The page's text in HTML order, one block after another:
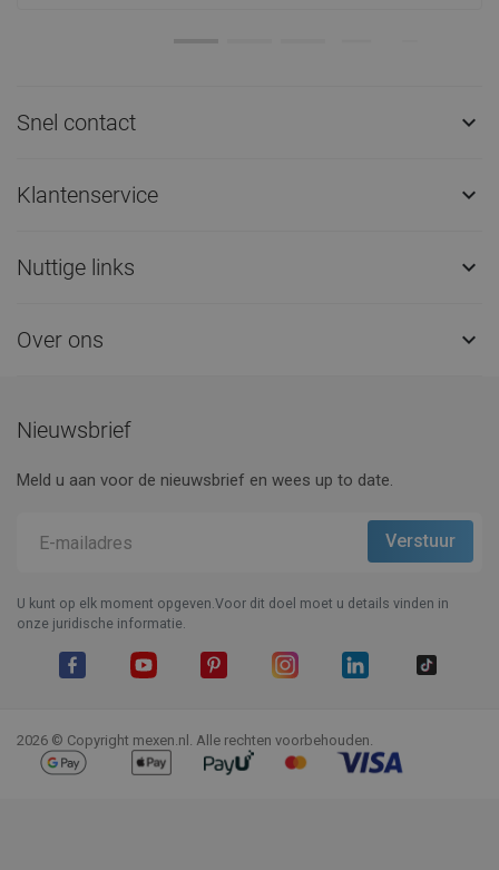
Snel contact 
Klantenservice 
Nuttige links 
Over ons 
Nieuwsbrief
Meld u aan voor de nieuwsbrief en wees up to date.
U kunt op elk moment opgeven.Voor dit doel moet u details vinden in
onze juridische informatie.
2026 © Copyright mexen.nl. Alle rechten voorbehouden.